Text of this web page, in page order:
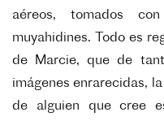
aéreos, tomados
muyahidines. Todo es
de Marcie, que de
imágenes enrarecidas,
de alguien que cree